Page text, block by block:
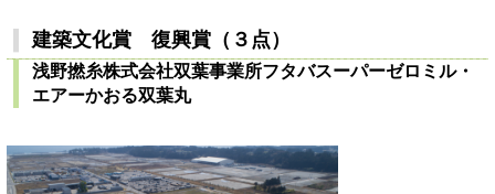
建築文化賞 復興賞（３点）
浅野撚糸株式会社双葉事業所フタバスーパーゼロミル・
エアーかおる双葉丸